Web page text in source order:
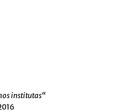
institutas“